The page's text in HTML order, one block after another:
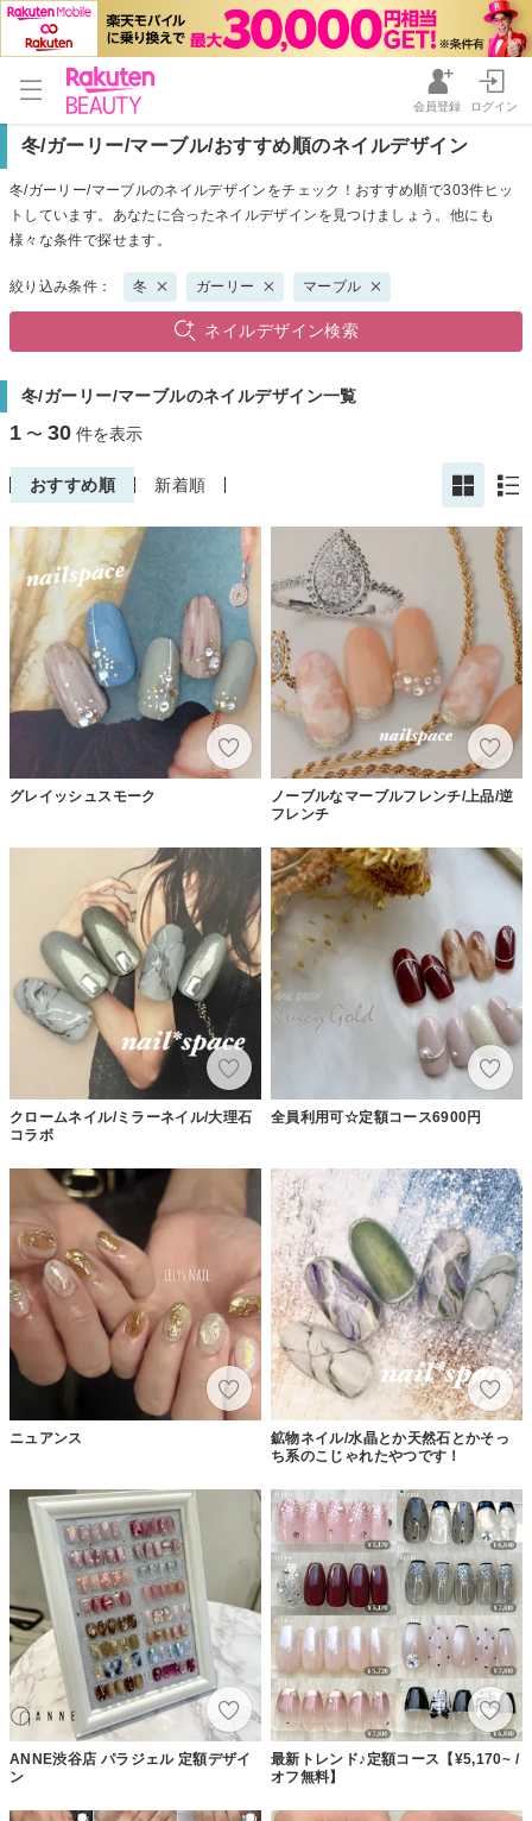
会員登録 ログイン
冬/ガーリー/マーブル/おすすめ順のネイルデザイン
冬/ガーリー/マーブルのネイルデザインをチェック！おすすめ順で303件ヒッ
トしています。あなたに合ったネイルデザインを見つけましょう。他にも
様々な条件で探せます。
絞り込み条件： 冬 ガーリー マーブル
ネイルデザイン検索
冬/ガーリー/マーブルのネイルデザイン一覧
1 〜 30 件を表示
おすすめ順 新着順
グレイッシュスモーク
ノーブルなマーブルフレンチ/上品/逆
フレンチ
クロームネイル/ミラーネイル/大理石
コラボ
全員利用可☆定額コース6900円
ニュアンス
鉱物ネイル/水晶とか天然石とかそっ
ち系のこじゃれたやつです！
ANNE渋谷店 パラジェル 定額デザイ
ン
最新トレンド♪定額コース【¥5,170~ /
オフ無料】